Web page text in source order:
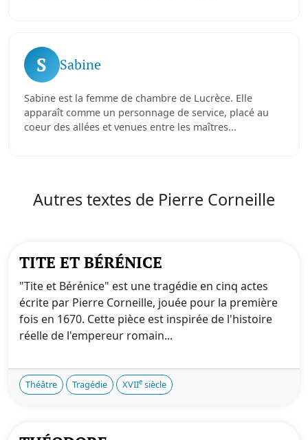
S Sabine
Sabine est la femme de chambre de Lucrèce. Elle
apparaît comme un personnage de service, placé au
coeur des allées et venues entre les maîtres...
Autres textes de Pierre Corneille
TITE ET BÉRÉNICE
"Tite et Bérénice" est une tragédie en cinq actes
écrite par Pierre Corneille, jouée pour la première
fois en 1670. Cette pièce est inspirée de l'histoire
réelle de l'empereur romain...
Théâtre Tragédie XVIIe siècle